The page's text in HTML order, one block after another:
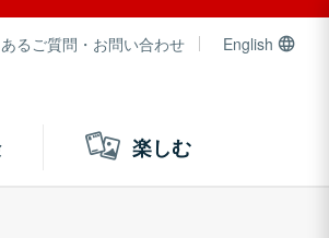
るご質問・お問い合わせ English
楽しむ